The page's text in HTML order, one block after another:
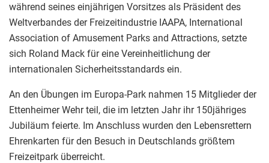
während seines einjährigen Vorsitzes als Präsident des
Weltverbandes der Freizeitindustrie IAAPA, International
Association of Amusement Parks and Attractions, setzte
sich Roland Mack für eine Vereinheitlichung der
internationalen Sicherheitsstandards ein.
An den Übungen im Europa-Park nahmen 15 Mitglieder der
Ettenheimer Wehr teil, die im letzten Jahr ihr 150jähriges
Jubiläum feierte. Im Anschluss wurden den Lebensrettern
Ehrenkarten für den Besuch in Deutschlands größtem
Freizeitpark überreicht.